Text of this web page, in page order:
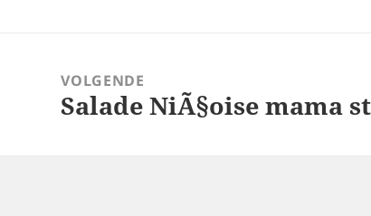
VOLGENDE
Volgend
Salade NiÃ§oise mama